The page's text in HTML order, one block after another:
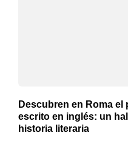
Descubren en Roma
escrito en inglés: un
historia literaria